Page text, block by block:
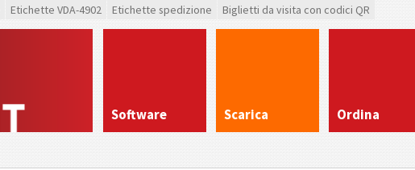
Etichette VDA-4902 Etichette spedizione Biglietti da visita con codici QR
Software Scarica Ordina